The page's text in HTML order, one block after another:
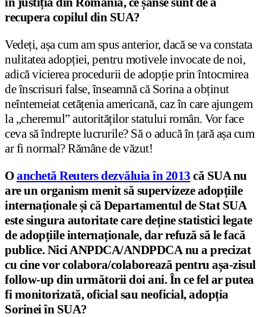
recupera copilul din SUA?
Vedeți, așa cum am spus anterior, dacă se va constata
nulitatea adopției, pentru motivele invocate de noi,
adică vicierea procedurii de adopție prin întocmirea
de înscrisuri false, înseamnă că Sorina a obținut
neîntemeiat cetățenia americană, caz în care ajungem
la „cheremul” autorităților statului român. Vor face
ceva să îndrepte lucrurile? Să o aducă în țară așa cum
ar fi normal? Rămâne de văzut!
Oanchetă Reuters dezvăluia în 2013 că SUA nu
are un organism menit să supervizeze adopțiile
internaționale și că Departamentul de Stat SUA
este singura autoritate care deține statistici legate
de adopțiile internaționale, dar refuză să le facă
publice. Nici ANPDCA/ANDPDCA nu a precizat
cu cine vor colabora/colaborează pentru așa-zisul
follow-up din următorii doi ani. În ce fel ar putea
fi monitorizată, oficial sau neoficial, adopția
Sorinei în SUA?